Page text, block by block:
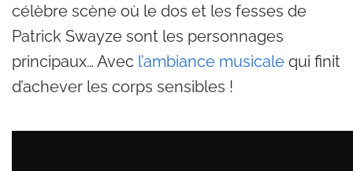
célèbre scène où le dos et les fesses de
Patrick Swayze sont les personnages
principaux… Avec l’ambiance musicale qui finit
d’achever les corps sensibles !